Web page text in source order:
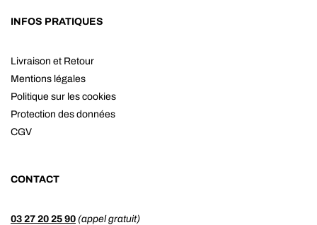
INFOS PRATIQUES
Livraison et Retour
Mentions légales
Politique sur les cookies
Protection des données
CGV
CONTACT
03 27 20 25 90 (appel gratuit)